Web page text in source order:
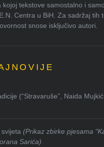
tekstove samostalno i
Centra u BiH. Za sadržaj tih
snose isključivo autori.
(“Stravaruše”, Naida
svijeta(Prikaz zbirke pjesama
Sarića)